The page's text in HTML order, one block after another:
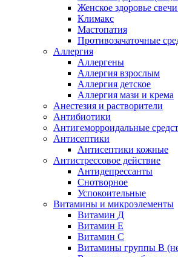
Женское здоровье
Климакс
Мастопатия
Противозачаточные
Аллергия
Аллергены
Аллергия взрослым
Аллергия детское
Аллергия мази и крема
Анестезия и растворители
Антибиотики
Антигеморроидальные
Антисептики
Антисептики кожные
Антистрессовое действие
Антидепрессанты
Снотворное
Успокоительные
Витамины и микроэлементы
Витамин Д
Витамин Е
Витамин С
Витамины группы В